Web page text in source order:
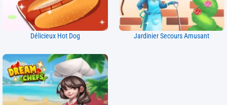
Délicieux Hot Dog Jardinier Secours Amusant